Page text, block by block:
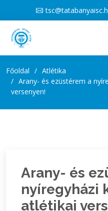
Főoldal
Atlétika
Arany- és ezüstérem a
versenyen!
Arany- és
nyíregyházi
atlétikai